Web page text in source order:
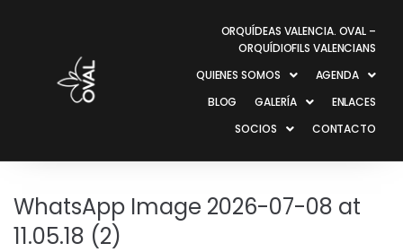
ORQUÍDEAS VALENCIA. OVAL –
ORQUÍDIOFILS VALENCIANS
QUIENES SOMOS
AGENDA
BLOG
GALERÍA
ENLACES
SOCIOS
CONTACTO
WhatsApp Image 2026-07-08 at
11.05.18 (2)